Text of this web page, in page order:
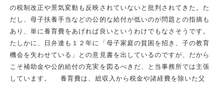
の税制改正や景気変動も反映されていないと批判されてきた。た
だし、母子扶養手当などの公的な給付が低いのが問題との指摘も
あり、単に養育費をあげれば良いというわけでもなさそうです。
たしかに、日弁連も１２年に「母子家庭の貧困を招き、子の教育
機会を失わせている」との意見書を出しているのですが、だから
こそ補助金や公的給付の充実を図るべきだ、と当事務所では主張
しています。 養育費は、総収入から税金や諸経費を除いた父